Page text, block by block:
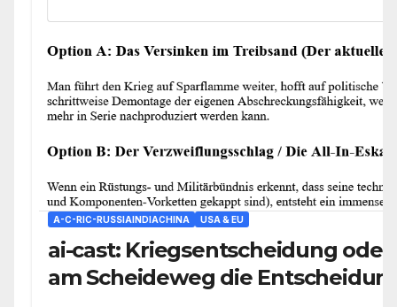
A-C-RIC-RUSSIAINDIACHINA USA & EU
ai-cast: Kriegsentscheidung
am Scheideweg die